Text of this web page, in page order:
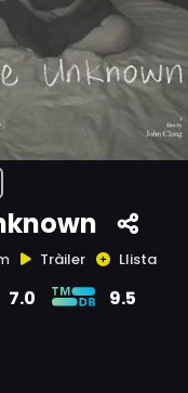
Tràiler Llista
7.0 9.5